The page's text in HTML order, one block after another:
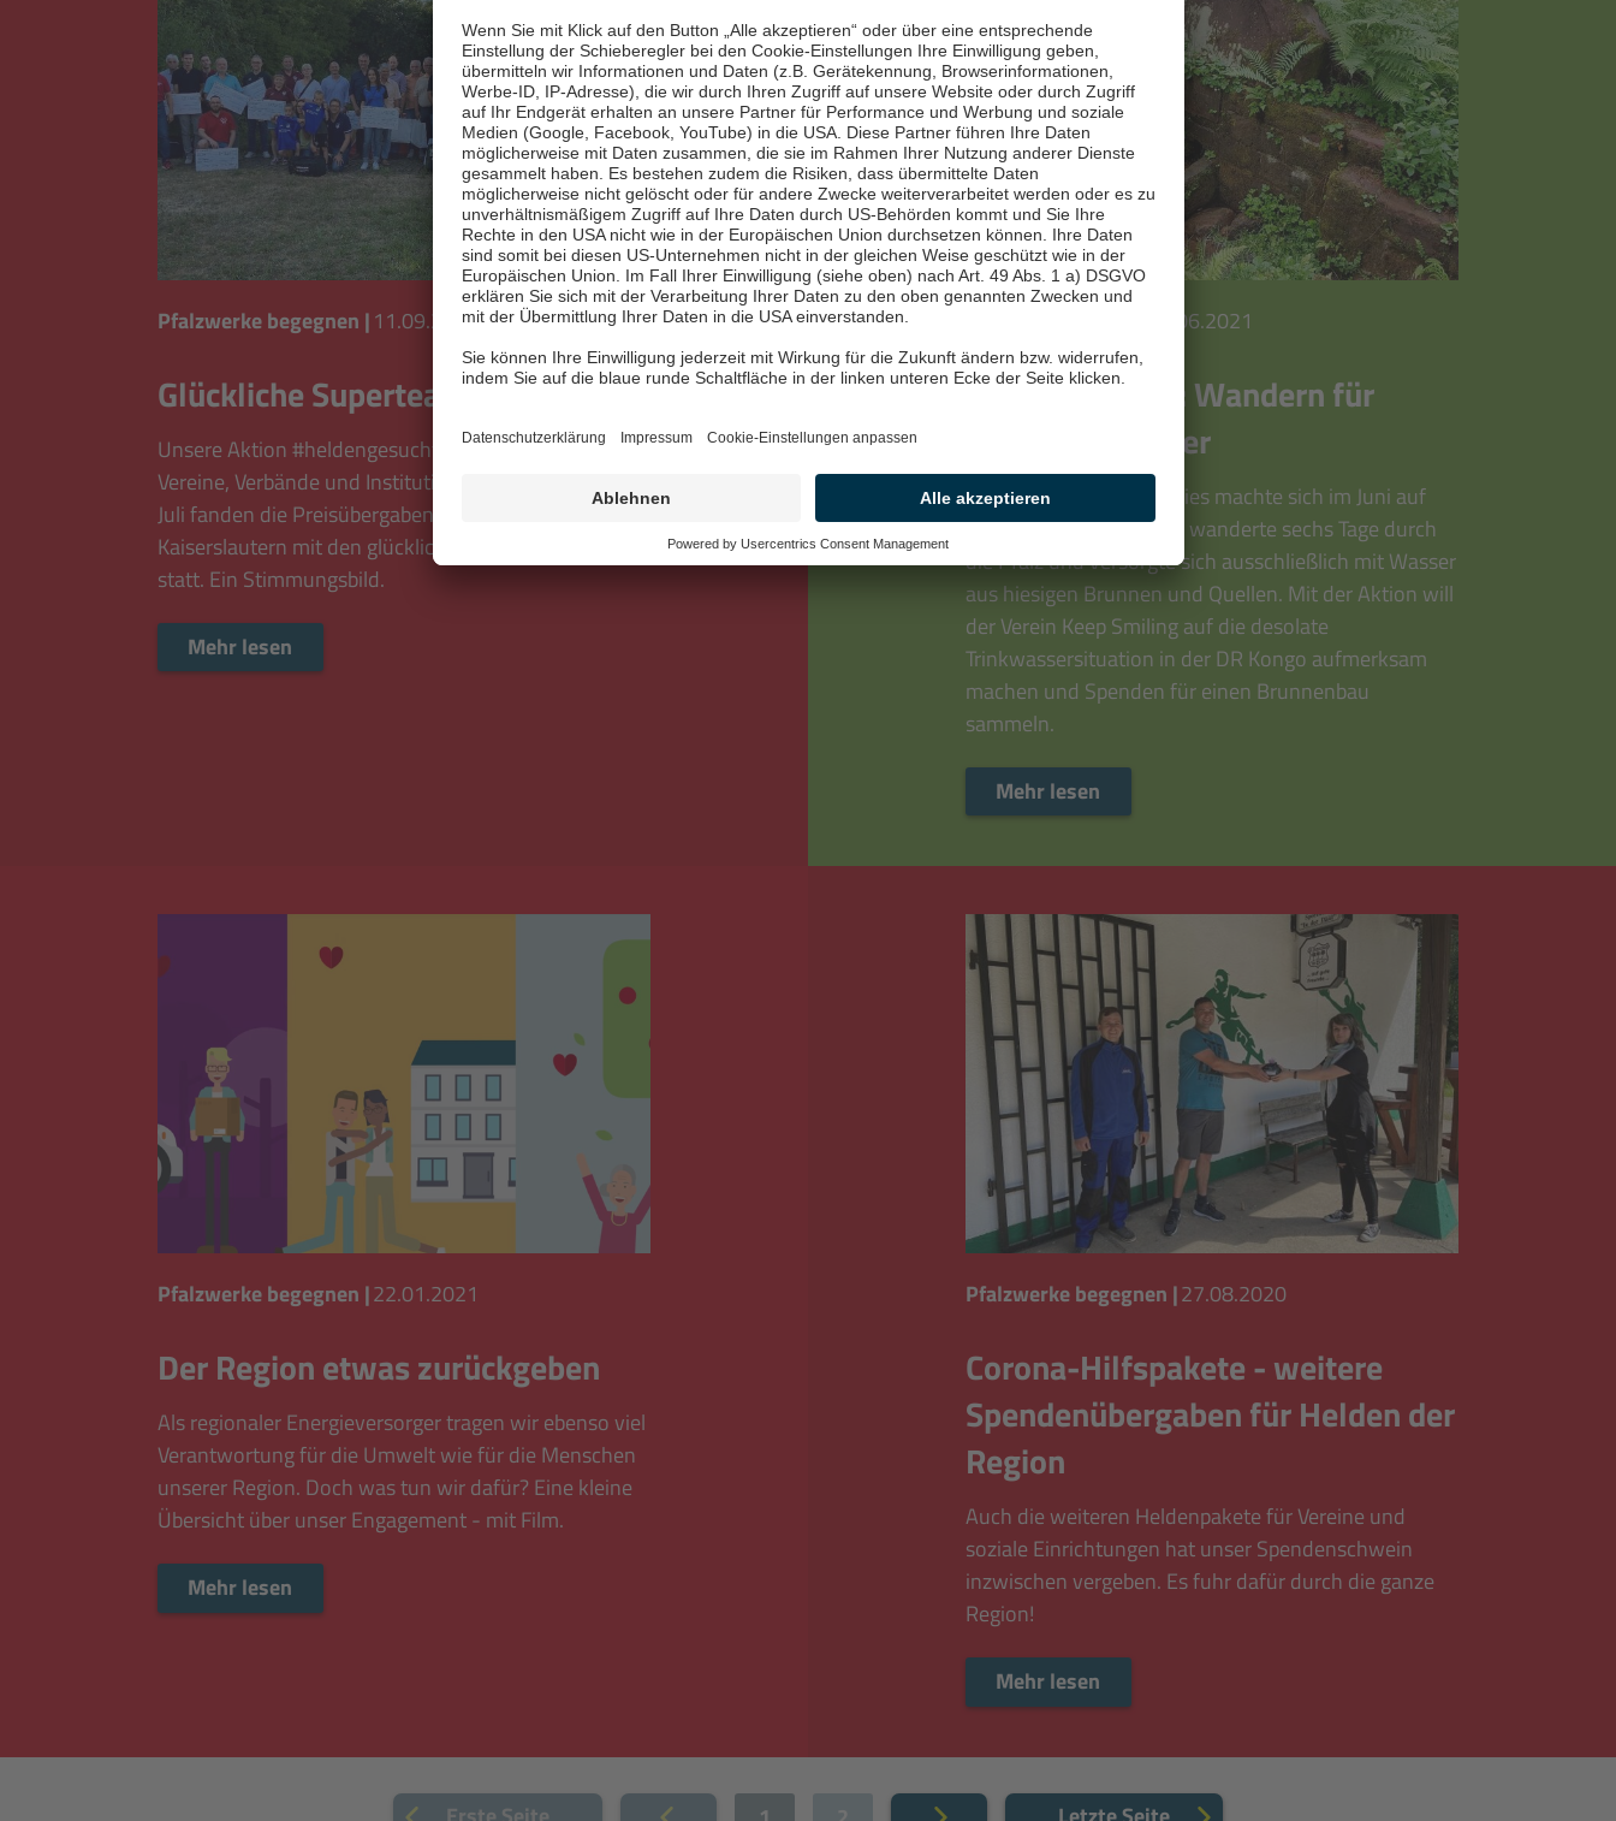
11.09.2023
Pfalzwerke begegnen |
Glückliche Superteams
Unsere Aktion #heldengesucht hat dieses Jahr 150
Vereine, Verbände und Institutionen unterstützt. Im
Juli fanden die Preisübergaben in Kandel und
Kaiserslautern mit den glücklichen Gewinner*innen
statt. Ein Stimmungsbild.
Mehr lesen
28.06.2021
Wassermarsch: Wandern für
sauberes Wasser
Unser Kollege Michael Gies machte sich im Juni auf
einen Wassermarsch. Er wanderte sechs Tage durch
die Pfalz und versorgte sich ausschließlich mit Wasser
aus hiesigen Brunnen und Quellen. Mit der Aktion will
der Verein Keep Smiling auf die desolate
Trinkwassersituation in der DR Kongo aufmerksam
machen und Spenden für einen Brunnenbau
sammeln.
Mehr lesen
22.01.2021
Pfalzwerke begegnen |
Der Region etwas zurückgeben
Als regionaler Energieversorger tragen wir ebenso viel
Verantwortung für die Umwelt wie für die Menschen
unserer Region. Doch was tun wir dafür? Eine kleine
Übersicht über unser Engagement - mit Film.
Mehr lesen
27.08.2020
Pfalzwerke begegnen |
Corona-Hilfspakete - weitere
Spendenübergaben für Helden der
Region
Auch die weiteren Heldenpakete für Vereine und
soziale Einrichtungen hat unser Spendenschwein
inzwischen vergeben. Es fuhr dafür durch die ganze
Region!
Mehr lesen